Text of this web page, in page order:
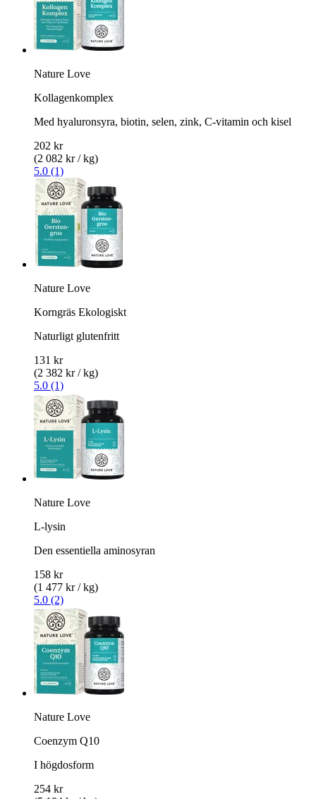
Nature Love
Kollagenkomplex
Med hyaluronsyra, biotin, selen, zink, C-vitamin och kisel
202 kr
(2 082 kr / kg)
5.0 (1)
Nature Love
Korngräs Ekologiskt
Naturligt glutenfritt
131 kr
(2 382 kr / kg)
5.0 (1)
Nature Love
L-lysin
Den essentiella aminosyran
158 kr
(1 477 kr / kg)
5.0 (2)
Nature Love
Coenzym Q10
I högdosform
254 kr